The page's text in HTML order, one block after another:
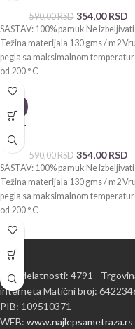
590,00RSD 354,00RSD
SASTAV: 100% pamuk Ne izbeljivati
Težina materijala 130 gms / m2
pegla sa maksimalnom
od 200 ° C
Tigar
590,00RSD 354,00RSD
SASTAV: 100% pamuk Ne izbeljivati
Težina materijala 130 gms / m2
pegla sa maksimalnom
od 200 ° C
Šifra delatnosti: 4791 -
interneta Matični broj:
PIB: 109510371
WEB: www.najlepsametraza.rs